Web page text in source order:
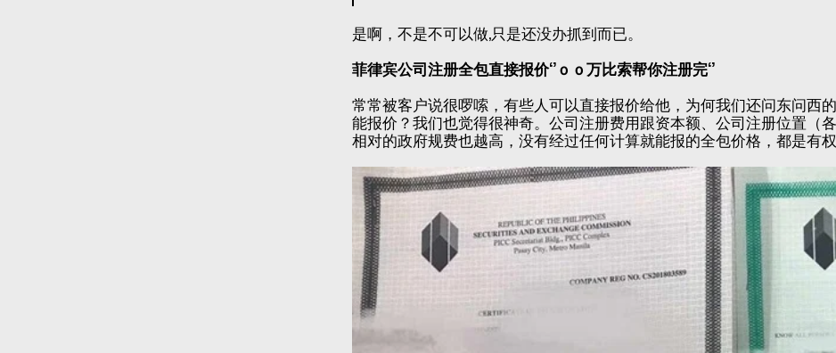
是啊，不是不可以做,只是还没办抓到而已。
菲律宾公司注册全包直接报价‘’ｏｏ万比索帮你注册完‘’
常常被客户说很啰嗦，有些人可以直接报价给他，为何我们还问东问西
能报价？我们也觉得很神奇。公司注册费用跟资本额、公司注册位置（
相对的政府规费也越高，没有经过任何计算就能报的全包价格，都是有权